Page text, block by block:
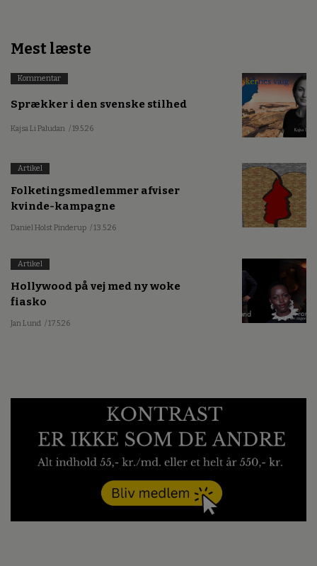
Mest læste
Kommentar
Sprækker i den svenske stilhed
Kajsa Li Paludan / 19.5.26
Artikel
Folketingsmedlemmer afviser
kvinde-kampagne
Daniel Holst Pinderup / 13.5.26
Artikel
Hollywood på vej med ny woke
fiasko
Jan Lund / 17.5.26